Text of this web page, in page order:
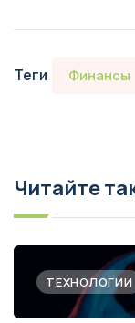
Теги Финансы
Читайте
ТЕХНОЛОГИИ